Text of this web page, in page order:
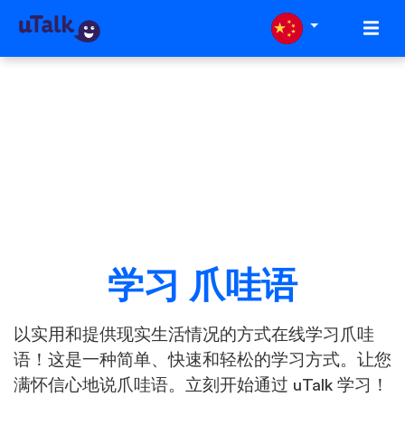
学习 爪哇语
以实用和提供现实生活情况的方式在线学习爪哇
语！这是一种简单、快速和轻松的学习方式。让您
满怀信心地说爪哇语。立刻开始通过 uTalk 学习！